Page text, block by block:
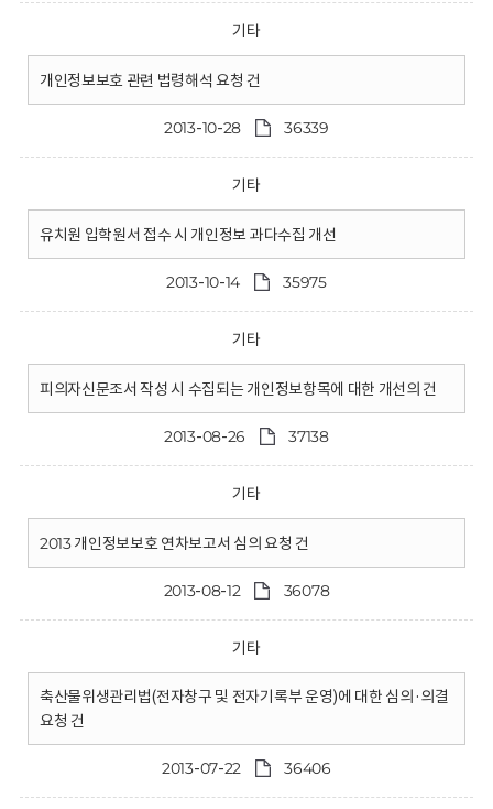
기타
개인정보보호 관련 법령해석 요청 건
2013-10-28 36339
기타
유치원 입학원서 접수 시 개인정보 과다수집 개선
2013-10-14 35975
기타
피의자신문조서 작성 시 수집되는 개인정보항목에 대한 개선의 건
2013-08-26 37138
기타
2013 개인정보보호 연차보고서 심의 요청 건
2013-08-12 36078
기타
축산물위생관리법(전자창구 및 전자기록부 운영)에 대한 심의·의결
요청 건
2013-07-22 36406